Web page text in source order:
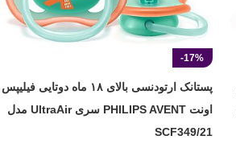
-17%
پستانک ارتودنسی بالای ۱۸ ماه دوتایی فیلیپس
اونت PHILIPS AVENT سری UltraAir مدل
SCF349/21